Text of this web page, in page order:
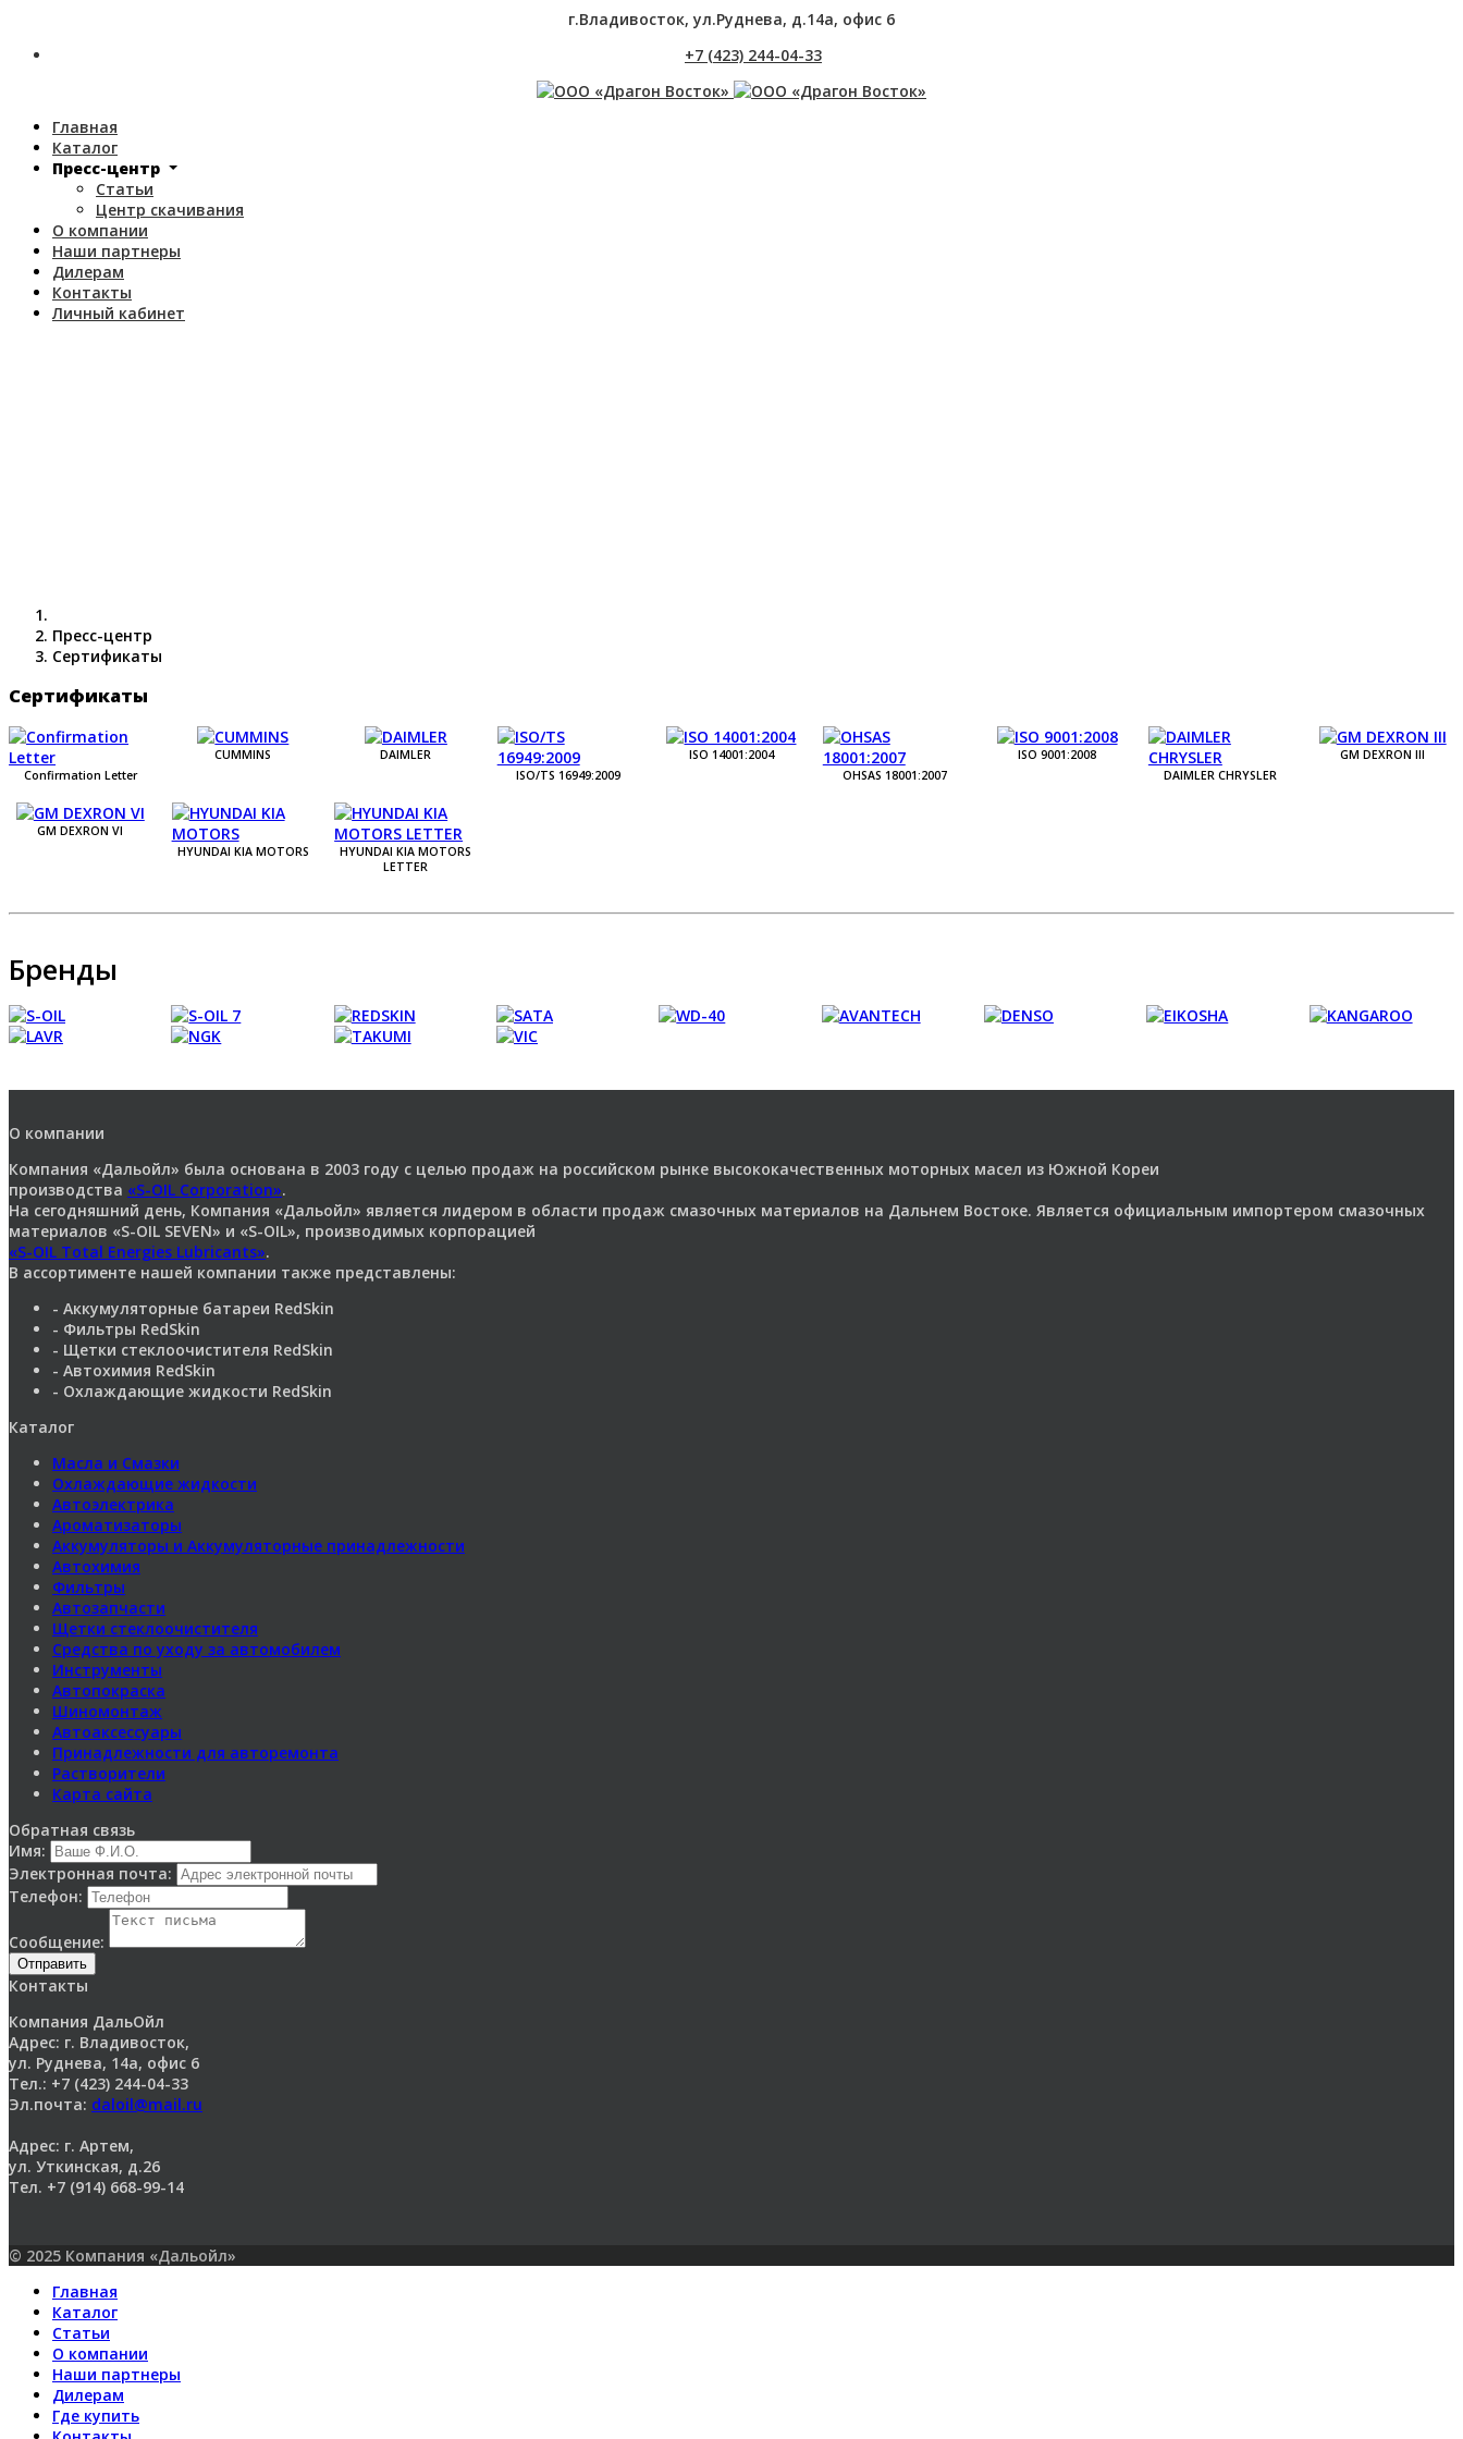
г.Владивосток, ул.Руднева, д.14а, офис 6
+7 (423) 244-04-33
Главная
Каталог
Пресс-центр
Статьи
Центр скачивания
О компании
Наши партнеры
Дилерам
Контакты
Личный кабинет
Пресс-центр
Сертификаты
Сертификаты
Confirmation Letter
CUMMINS
DAIMLER
ISO/TS 16949:2009
ISO 14001:2004
OHSAS 18001:2007
ISO 9001:2008
DAIMLER CHRYSLER
GM DEXRON III
GM DEXRON VI
HYUNDAI KIA MOTORS
HYUNDAI KIA MOTORS
LETTER
Бренды
О компании
Компания «Дальойл» была основана в 2003 году с целью продаж на российском рынке высококачественных моторных масел из Южной Кореи
производства «S-OIL Corporation».
На сегодняшний день, Компания «Дальойл» является лидером в области продаж смазочных материалов на Дальнем Востоке. Является официальным импортером смазочных
материалов «S-OIL SEVEN» и «S-OIL», производимых корпорацией
«S-OIL Total Energies Lubricants».
В ассортименте нашей компании также представлены:
- Аккумуляторные батареи RedSkin
- Фильтры RedSkin
- Щетки стеклоочистителя RedSkin
- Автохимия RedSkin
- Охлаждающие жидкости RedSkin
Каталог
Масла и Смазки
Охлаждающие жидкости
Автоэлектрика
Ароматизаторы
Аккумуляторы и Аккумуляторные принадлежности
Автохимия
Фильтры
Автозапчасти
Щетки стеклоочистителя
Средства по уходу за автомобилем
Инструменты
Автопокраска
Шиномонтаж
Автоаксессуары
Принадлежности для авторемонта
Растворители
Карта сайта
Обратная связь
Имя:
Электронная почта:
Телефон:
Сообщение:
Отправить
Контакты
Компания ДальОйл
Адрес: г. Владивосток,
ул. Руднева, 14а, офис 6
Тел.: +7 (423) 244-04-33
Эл.почта: daloil@mail.ru
Адрес: г. Артем,
ул. Уткинская, д.26
Тел. +7 (914) 668-99-14
© 2025 Компания «Дальойл»
Главная
Каталог
Статьи
О компании
Наши партнеры
Дилерам
Где купить